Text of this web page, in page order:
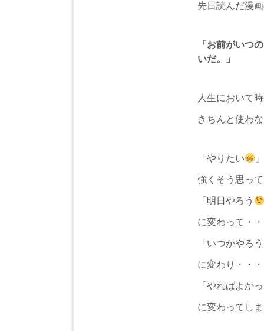
先日読んだ漫
「お前がいつ
いだ。」
人生において
きちんと使わ
「やりたい
強くそう思っ
「明日やろう
に変わって・
「いつかやろう
に変わり・・・
「やればよか
に変わってし